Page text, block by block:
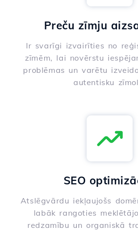
Preču zīmju
Ir svarīgi izvairīties no
zīmēm, lai novērstu
problēmas un varētu
autentisku
SEO
Atslēgvārdu iekļaujošs
labāk rangoties
redzamību un organiskā